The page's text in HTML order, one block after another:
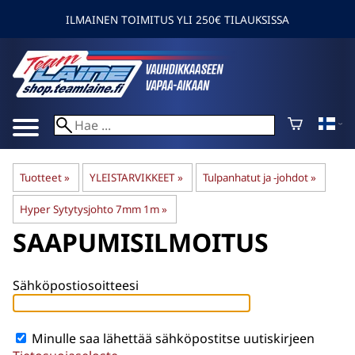
ILMAINEN TOIMITUS YLI 250€ TILAUKSISSA
Tuotteet‪» YLEISTARVIKKEET ‪» Tulpanhatut ja -johdot‪»
Hyper Sytytysjohto 7mm 1m‪»
SAAPUMISILMOITUS
Sähköpostiosoitteesi
Minulle saa lähettää sähköpostitse uutiskirjeen